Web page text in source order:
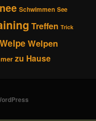
Schwimmen See
Treffen Trick
Welpe Welpen
zu Hause